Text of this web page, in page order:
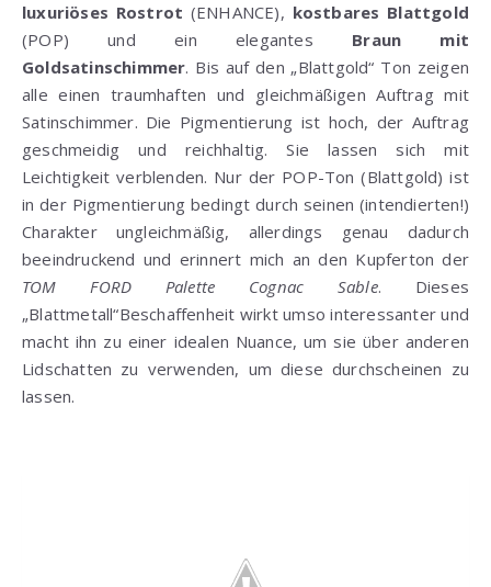
luxuriöses Rostrot (ENHANCE), kostbares Blattgold
(POP) und ein elegantes Braun mit
Goldsatinschimmer. Bis auf den „Blattgold“ Ton zeigen
alle einen traumhaften und gleichmäßigen Auftrag mit
Satinschimmer. Die Pigmentierung ist hoch, der Auftrag
geschmeidig und reichhaltig. Sie lassen sich mit
Leichtigkeit verblenden. Nur der POP-Ton (Blattgold) ist
in der Pigmentierung bedingt durch seinen (intendierten!)
Charakter ungleichmäßig, allerdings genau dadurch
beeindruckend und erinnert mich an den Kupferton der
TOM FORD Palette Cognac Sable. Dieses
„Blattmetall“Beschaffenheit wirkt umso interessanter und
macht ihn zu einer idealen Nuance, um sie über anderen
Lidschatten zu verwenden, um diese durchscheinen zu
lassen.